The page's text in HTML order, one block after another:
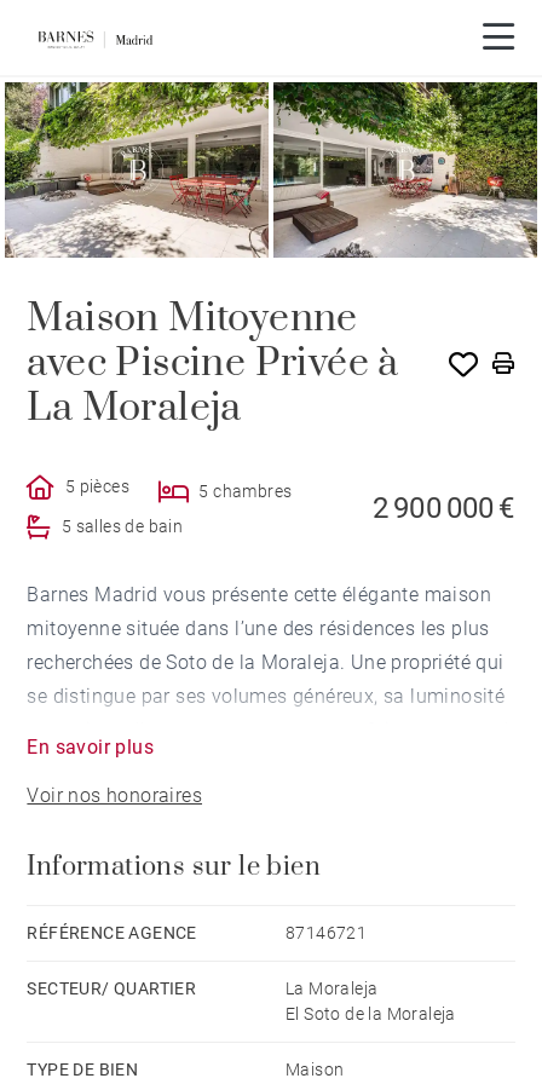
Visite vidéo
Maison Mitoyenne
avec Piscine Privée à
La Moraleja
5 pièces
5 chambres
5 salles de bain
2 900 000 €
Barnes Madrid vous présente cette élégante maison
mitoyenne située dans l’une des résidences les plus
recherchées de Soto de la Moraleja. Une propriété qui
se distingue par ses volumes généreux, sa luminosité
pour offrir un cadre de vie familial confortable et
raffiné.
Répartie sur trois niveaux, la maison bénéficie de
abondante lumière naturelle dans toutes les pièces.
Le rez-de-chaussée s’ouvre sur un élégant hall d’entrée
manger indépendante ainsi qu’une grande cuisine
En savoir plus
Voir nos honoraires
Informations sur le bien
RÉFÉRENCE AGENCE 87146721
SECTEUR/ QUARTIER
La Moraleja
El Soto de la Moraleja
TYPE DE BIEN Maison